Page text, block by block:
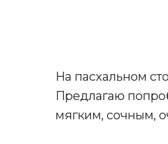
На пасхальном
Предлагаю
мягким, сочным,